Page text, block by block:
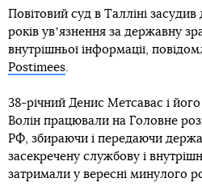
Повітовий суд в Талліні засудив
років увʼязнення за державну
внутрішньої інформації,
Postimees
38-річний Денис Метсавас і
Волін працювали на Головне
РФ, збираючи і передаючи
засекречену службову і
затримали у вересні минулого